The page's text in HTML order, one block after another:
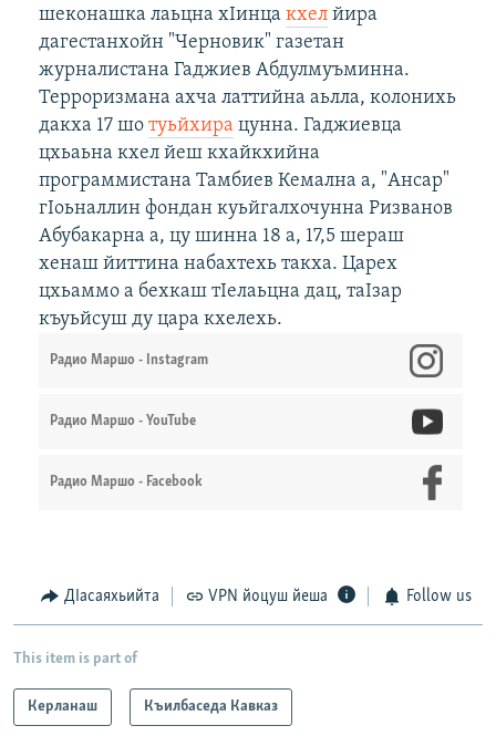
шеконашка лаьцна хIинца кхелйира
дагестанхойн "Черновик" газетан
журналистана Гаджиев Абдулмуъминна.
Терроризмана ахча латтийна аьлла, колонихь
дакха 17 шо туьйхира цунна. Гаджиевца
цхьаьна кхел йеш кхайкхийна
программистана Тамбиев Кемална а, "Ансар"
гIоьналлин фондан куьйгалхочунна Ризванов
Абубакарна а, цу шинна 18 а, 17,5 шераш
хенаш йиттина набахтехь такха. Царех
цхьаммо а бехкаш тIелаьцна дац, таIзар
къуьйсуш ду цара кхелехь.
Радио Маршо - Instagram
Радио Маршо - YouTube
Радио Маршо - Facebook
ДIасаяхьийта VPN йоцуш йеша Follow us
This item is part of
Керланаш Къилбаседа Кавказ